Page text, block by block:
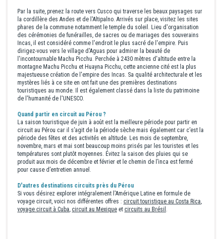
Par la suite, prenez la route vers Cusco qui traverse les beaux paysages sur
la cordillère des Andes et de l'Altipalno. Arrivés sur place, visitez les sites
phares de la commune notamment le temple du soleil. Lieu d'organisation
des cérémonies de funérailles, de sacres ou de mariages des souverains
Incas, il est considéré comme l'endroit le plus sacré de l'empire. Puis
dirigez-vous vers le village d'Aguas pour admirer la beauté de
l'incontournable Machu Picchu. Perchée à 2430 mètres d'altitude entre la
montagne Machu Picchu et Huayna Picchu, cette ancienne cité est la plus
majestueuse création de l'empire des Incas. Sa qualité architecturale et les
mystères liés à ce site en ont fait une des premières destinations
touristiques au monde. Il est également classé dans la liste du patrimoine
de l'humanité de l'UNESCO.
Quand partir en circuit au Pérou ?
La saison touristique de juin à août est la meilleure période pour partir en
circuit au Pérou car il s’agit de la période sèche mais également car c’est la
période des fêtes et des activités en altitude. Les mois de septembre,
novembre, mars et mai sont beaucoup moins prisés par les touristes et les
températures sont plutôt moyennes. Évitez la saison des pluies qui se
produit aux mois de décembre et février et le chemin de l’inca est fermé
pour cause d’entretien annuel.
D'autres destinations circuits près du Pérou
Si vous désirez explorer intégralement l'Amérique Latine en formule de
voyage circuit, voici nos différentes offres : circuit touristique au Costa Rica,
voyage circuit à Cuba, circuit au Mexique et circuits au Brésil .